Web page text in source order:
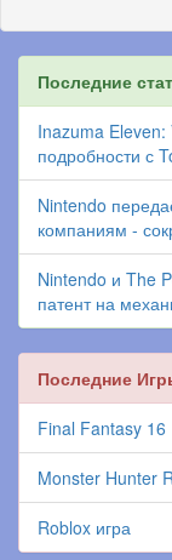
Последние
Inazuma
подробности с
Nintendo
компаниям -
Nintendo и The
патент на
Последние
Final Fantasy 16
Monster Hunter
Roblox игра